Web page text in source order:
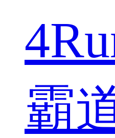
霸